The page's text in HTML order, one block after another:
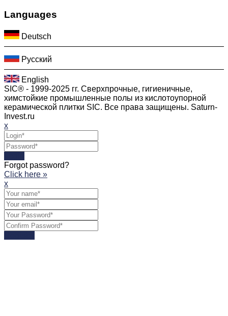
Languages
Deutsch
Русский
English
SIC® - 1999-2025 гг. Сверхпрочные, гигиеничные,
химстойкие промышленные полы из кислотоупорной
керамической плитки SIC. Все права защищены. Saturn-
Invest.ru
x
Forgot password?
Click here »
x